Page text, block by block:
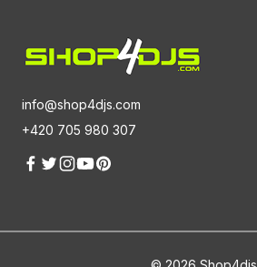
info@shop4djs.com
+420 705 980 307